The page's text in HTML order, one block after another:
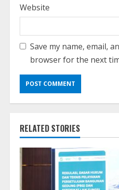
Website
Save my name, email,
browser for the next
RELATED STORIES